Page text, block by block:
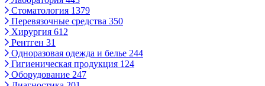
Стоматология 1379
Перевязочные средства 350
Хирургия 612
Рентген 31
Одноразовая одежда и белье 244
Гигиеническая продукция 124
Оборудование 247